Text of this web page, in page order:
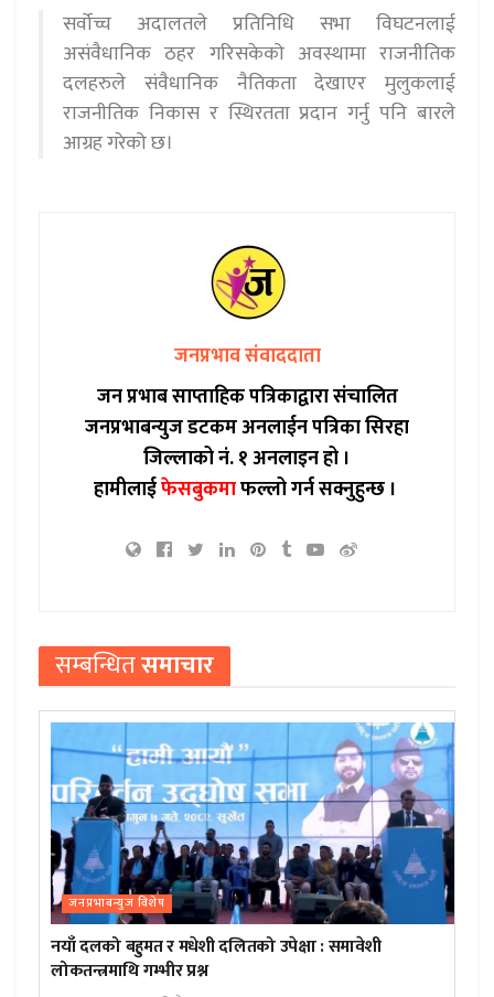
सर्वोच्च अदालतले प्रतिनिधि सभा विघटनलाई
असंवैधानिक ठहर गरिसकेको अवस्थामा राजनीतिक
दलहरुले संवैधानिक नैतिकता देखाएर मुलुकलाई
राजनीतिक निकास र स्थिरतता प्रदान गर्नु पनि बारले
आग्रह गरेको छ।
जनप्रभाव संवाददाता
जन प्रभाब साप्ताहिक पत्रिकाद्वारा संचालित
जनप्रभाबन्युज डटकम अनलाईन पत्रिका सिरहा
जिल्लाको नं. १ अनलाइन हो ।
हामीलाईफेसबुकमाफल्लो गर्न सक्नुहुन्छ ।
सम्बन्धितसमाचार
जनप्रभाबन्युज विशेष
नयाँ दलको बहुमत र मधेशी दलितको उपेक्षा : समावेशी
लोकतन्त्रमाथि गम्भीर प्रश्न